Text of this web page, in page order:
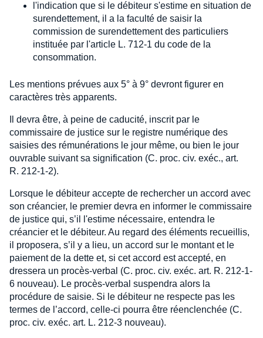
l'indication que si le débiteur s'estime en situation de
surendettement, il a la faculté de saisir la
commission de surendettement des particuliers
instituée par l'article L. 712-1 du code de la
consommation.
Les mentions prévues aux 5° à 9° devront figurer en
caractères très apparents.
Il devra être, à peine de caducité, inscrit par le
commissaire de justice sur le registre numérique des
saisies des rémunérations le jour même, ou bien le jour
ouvrable suivant sa signification (C. proc. civ. exéc., art.
R. 212-1-2).
Lorsque le débiteur accepte de rechercher un accord avec
son créancier, le premier devra en informer le commissaire
de justice qui, s’il l'estime nécessaire, entendra le
créancier et le débiteur. Au regard des éléments recueillis,
il proposera, s’il y a lieu, un accord sur le montant et le
paiement de la dette et, si cet accord est accepté, en
dressera un procès-verbal (C. proc. civ. exéc. art. R. 212-1-
6 nouveau). Le procès-verbal suspendra alors la
procédure de saisie. Si le débiteur ne respecte pas les
termes de l’accord, celle-ci pourra être réenclenchée (C.
proc. civ. exéc. art. L. 212-3 nouveau).